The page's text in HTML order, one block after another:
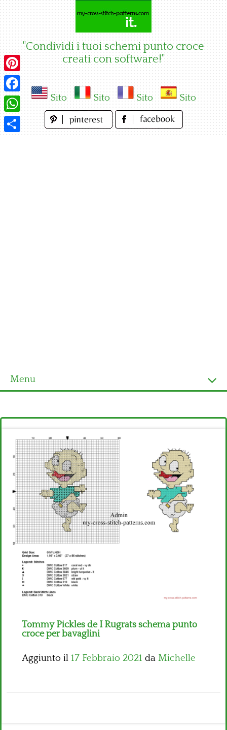
"Condividi i tuoi schemi punto croce
creati con software!"
Sito Sito Sito Sito
Menu
Ultimi schemi
Alfabeto
Bambini
Disney
Thun
Tommy Pickles de I Rugrats schema punto
croce per bavaglini
Aggiunto il 17 Febbraio 2021 da Michelle
Pinterest
Facebook
WhatsApp